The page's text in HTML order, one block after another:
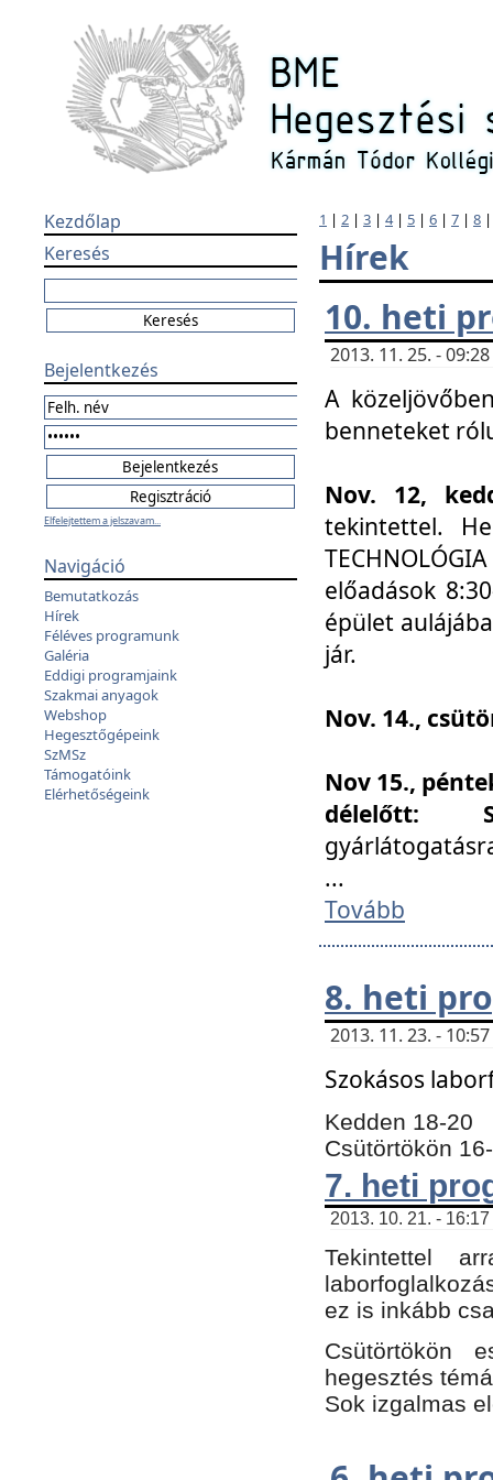
Kezdőlap
Keresés
Bejelentkezés
Elfelejtettem a jelszavam...
Navigáció
Bemutatkozás
Hírek
Féléves programunk
Galéria
Eddigi programjaink
Szakmai anyagok
Webshop
Hegesztőgépeink
SzMSz
Támogatóink
Elérhetőségeink
1 | 2 | 3 | 4| 5 | 6 | 7 | 8
Hírek
10. heti
2013. 11. 25. -
A
benneteket
Nov. 12,
tekintettel.
előadások
épület
jár.
Nov. 14.,
Nov 15.,
délelőtt:
...
Tovább
8. heti
2013. 11. 23. -
Szokásos
Kedden 18-20
Csütörtökön
7. heti
2013. 10. 21. -
Tekintettel
ez is inkább
Csütörtökön
hegesztés
Sok izgalmas